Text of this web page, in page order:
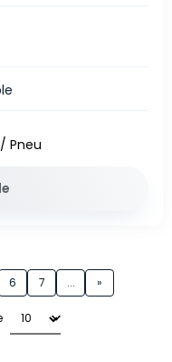
/ Pneu
6 7 ... »
4 sur 13